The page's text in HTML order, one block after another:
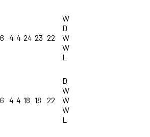
6 4 4 24 23 22
W
D
W
W
L
6 4 4 18 18 22
D
W
W
W
L